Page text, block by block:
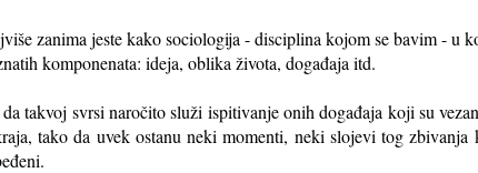
zanima jeste kako sociologija - disciplina kojom se bavim - u
komponenata: ideja, oblika života, događaja itd.
takvoj svrsi naročito služi ispitivanje onih događaja koji su
tako da uvek ostanu neki momenti, neki slojevi tog